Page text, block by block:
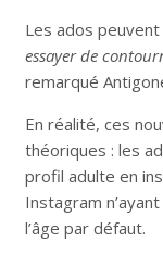
Les ados
essayer de
remarqué
En réalité, ces
théoriques : les
profil adulte en
Instagram
l’âge par défaut.